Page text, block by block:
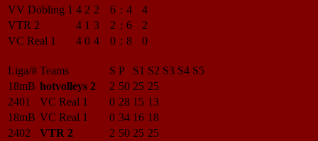
VV Döbling 1 4 2 2 6 : 4
4
VTR 2
4 1 3 2 : 6
2
VC Real 1
4 0 4 0 : 8 0
Liga/# Teams S P S1 S2 S3 S4 S5
18mB hotvolleys 2 2 50 25 25
2401
VC Real 1 0 28 15 13
18mB VC Real 1 0 34 16 18
2402
VTR 2 2 50 25 25